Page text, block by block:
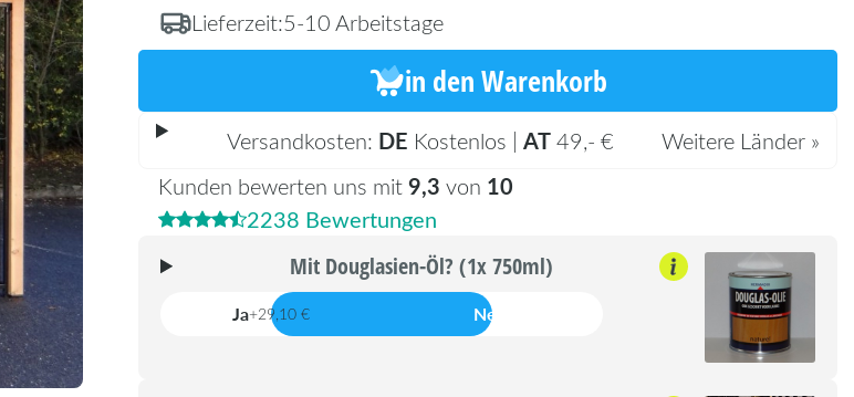
Lieferzeit:5-10 Arbeitstage
in den Warenkorb
Versandkosten: DE Kostenlos |AT49,- €
Weitere Länder »
Kunden bewerten uns mit9,3 von 10
2238 Bewertungen
Mit Douglasien-Öl? (1x 750ml)
Ja+29,10 € Nein